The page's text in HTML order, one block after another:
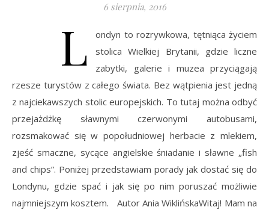
6 sierpnia, 2016
L
ondyn to rozrywkowa, tętniąca życiem
stolica Wielkiej Brytanii, gdzie liczne
zabytki, galerie i muzea przyciągają
rzesze turystów z całego świata. Bez wątpienia jest jedną
z najciekawszych stolic europejskich. To tutaj można odbyć
przejażdżkę sławnymi czerwonymi autobusami,
rozsmakować się w popołudniowej herbacie z mlekiem,
zjeść smaczne, sycące angielskie śniadanie i sławne „fish
and chips”. Poniżej przedstawiam porady jak dostać się do
Londynu, gdzie spać i jak się po nim poruszać możliwie
najmniejszym kosztem. Autor Ania WiklińskaWitaj! Mam na